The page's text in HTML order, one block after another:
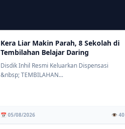
Kera Liar Makin Parah, 8 Sekolah di
Tembilahan Belajar Daring
Disdik Inhil Resmi Keluarkan Dispensasi
&nbsp; TEMBILAHAN
📅 05/08/2026 👁️ 40